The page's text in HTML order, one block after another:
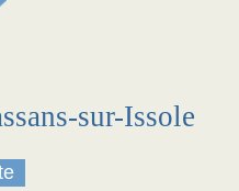
sur-Issole